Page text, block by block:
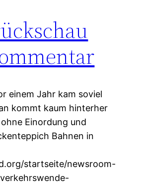
einem Jahr kam soviel
kommt kaum hinterher
Einordung und
Bahnen in
startseite/newsroom-